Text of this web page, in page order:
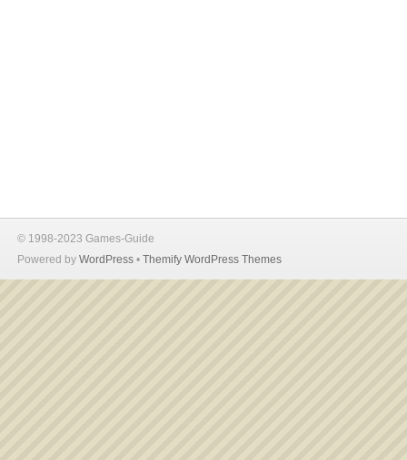
© 1998-2023 Games-Guide
Powered by WordPress • Themify WordPress Themes